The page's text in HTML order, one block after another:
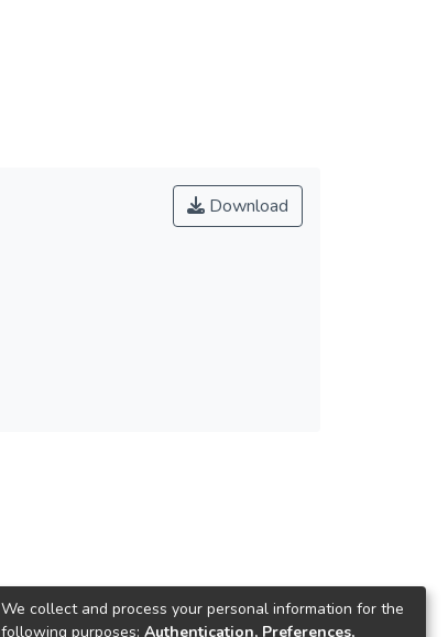
Download
We collect and process your personal information for the
following purposes: Authentication, Preferences,